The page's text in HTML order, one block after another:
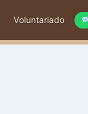
Voluntariado